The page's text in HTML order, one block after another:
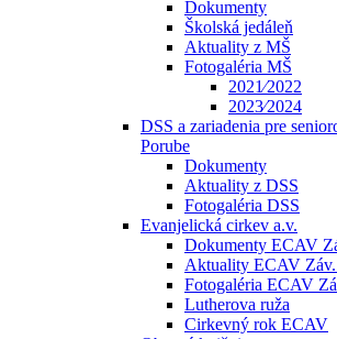
Dokumenty
Školská jedáleň
Aktuality z MŠ
Fotogaléria MŠ
2021⁄2022
2023⁄2024
DSS a zariadenia pre
Porube
Dokumenty
Aktuality z DSS
Fotogaléria DSS
Evanjelická cirkev a.v.
Dokumenty ECAV
Aktuality ECAV Záv.
Fotogaléria ECAV
Lutherova ruža
Cirkevný rok ECAV